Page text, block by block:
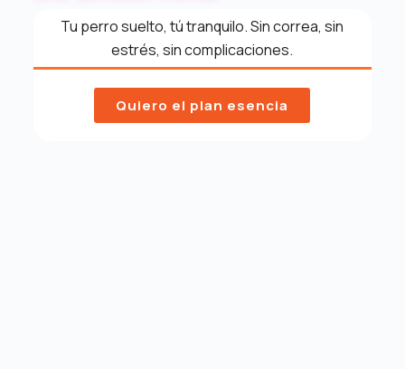
Tu perro suelto, tútranquilo.Sincorrea, sin
estrés,sin complicaciones.
Quiero el plan esencia